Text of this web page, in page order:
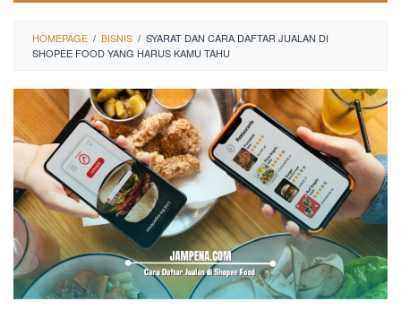
HOMEPAGE / BISNIS / SYARAT DAN CARA DAFTAR JUALAN DI
SHOPEE FOOD YANG HARUS KAMU TAHU